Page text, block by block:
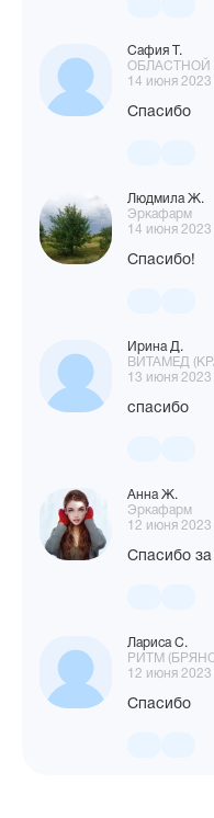
Сафия Т.
ОБЛАСТНОЙ
14 июня 2023
Спасибо
Людмила Ж.
Эркафарм
14 июня 2023
Спасибо!
Ирина Д.
ВИТАМЕД
13 июня 2023
спасибо
Анна Ж.
Эркафарм
12 июня 2023
Спасибо за
Лариса С.
РИТМ
12 июня 2023
Спасибо